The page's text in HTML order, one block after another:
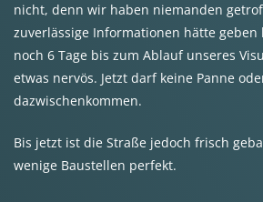
nicht, denn wir haben niemanden
zuverlässige Informationen hätte geben
noch 6 Tage bis zum Ablauf unseres
etwas nervös. Jetzt darf keine Panne
dazwischenkommen.
Bis jetzt ist die Straße jedoch frisch
wenige Baustellen perfekt.